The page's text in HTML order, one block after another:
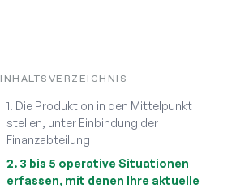
INHALTSVERZEICHNIS
1. Die Produktion in den Mittelpunkt
stellen, unter Einbindung der
Finanzabteilung
2. 3 bis 5 operative Situationen
erfassen, mit denen Ihre aktuelle